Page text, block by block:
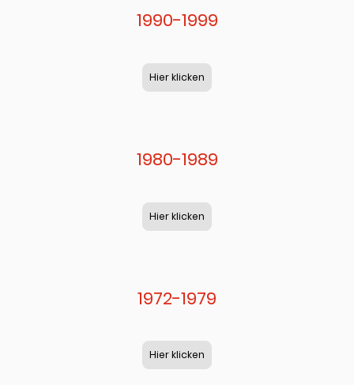
1990-1999
Hier klicken
1980-1989
Hier klicken
1972-1979
Hier klicken